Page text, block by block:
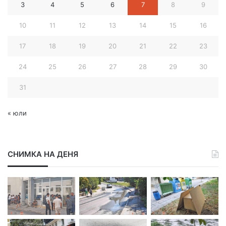
3 4 5 6 7 8 9
10 11 12 13 14 15 16
17 18 19 20 21 22 23
24 25 26 27 28 29 30
31
« юли
СНИМКА НА ДЕНЯ